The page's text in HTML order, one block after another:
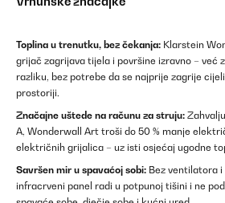
Toplina u trenutku, bez čekanja: Klarstein
grijač zagrijava tijela i površine izravno – već
razliku, bez potrebe da se najprije zagrije
prostoriji.
Značajne uštede na računu za struju:
A, Wonderwall Art troši do 50 % manje
električnih grijalica – uz isti osjećaj ugodne
Savršen mir u spavaćoj sobi: Bez ventilatora
infracrveni panel radi u potpunoj tišini i ne